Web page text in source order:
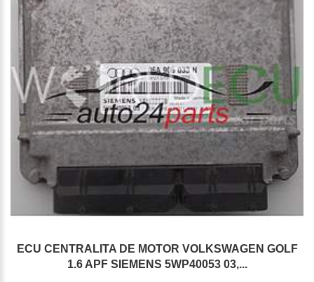
ECU CENTRALITA DE MOTOR VOLKSWAGEN GOLF
1.6 APF SIEMENS 5WP40053 03,...